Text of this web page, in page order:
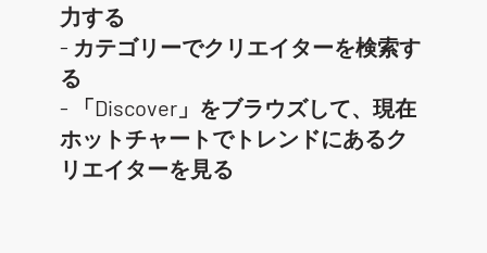
力する
- カテゴリーでクリエイターを検索す
る
- 「Discover」をブラウズして、現在
ホットチャートでトレンドにあるク
リエイターを見る